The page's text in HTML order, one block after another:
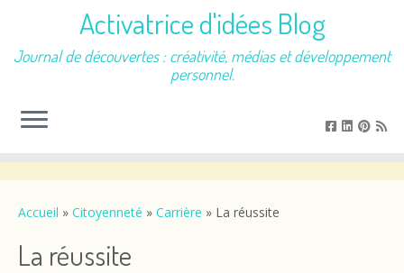
contenu
Activatrice d'idées Blog
Journal de découvertes : créativité, médias et développement
personnel.
Accueil » Citoyenneté » Carrière » La réussite
La réussite